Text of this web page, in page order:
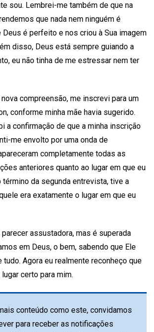
sou. Lembrei-me também de que na
que nada nem ninguém é
Deus é perfeito e nos criou à Sua imagem
disso, Deus está sempre guiando a
eu não tinha de me estressar nem ter
compreensão, me inscrevi para um
conforme minha mãe havia sugerido.
a confirmação de que a minha inscrição
me envolto por uma onda de
completamente todas as
anteriores quanto ao lugar em que eu
término da segunda entrevista, tive a
era exatamente o lugar em que eu
assustadora, mas é superada
em Deus, o bem, sabendo que Ele
Agora eu realmente reconheço que
certo para mim.
conteúdo como este, convidamos
para receber as notificações